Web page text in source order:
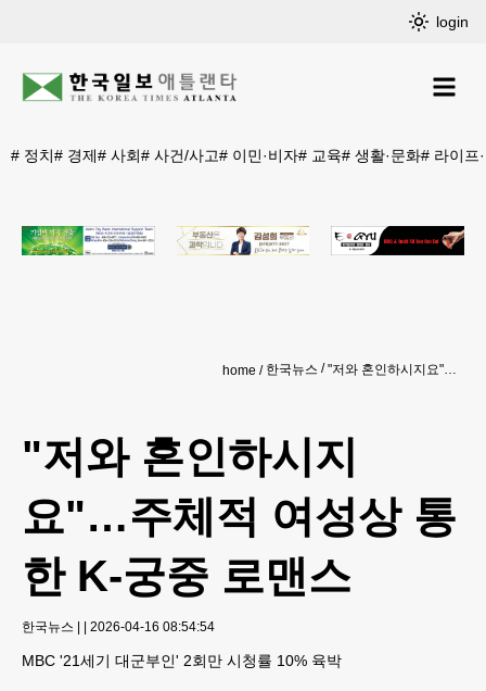
login
# 정치# 경제# 사회# 사건/사고# 이민·비자# 교육# 생활·문화# 라이프
home 한국뉴스 "저와 혼인하시지요"…주체적 여성상 통한 K-궁중 로맨스
"저와 혼인하시지
요"…주체적 여성상 통
한 K-궁중 로맨스
한국뉴스 | | 2026-04-16 08:54:54
MBC '21세기 대군부인' 2회만 시청률 10% 육박